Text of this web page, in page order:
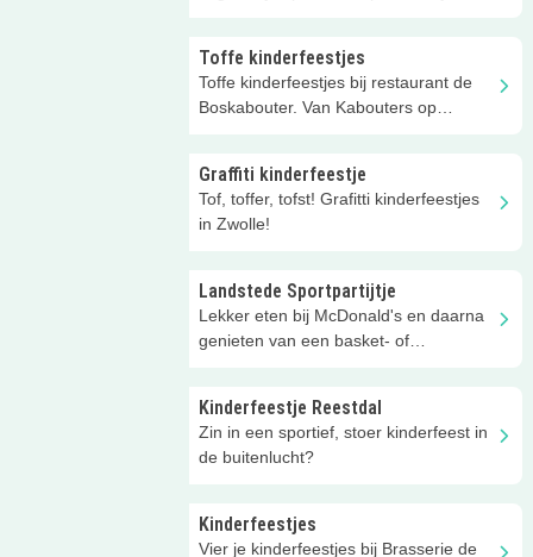
Toffe kinderfeestjes
Toffe kinderfeestjes bij restaurant de
Boskabouter. Van Kabouters op
Graffiti kinderfeestje
Tof, toffer, tofst! Grafitti kinderfeestjes
in Zwolle!
Landstede Sportpartijtje
Lekker eten bij McDonald's en daarna
genieten van een basket- of
Kinderfeestje Reestdal
Zin in een sportief, stoer kinderfeest in
de buitenlucht?
Kinderfeestjes
Vier je kinderfeestjes bij Brasserie de